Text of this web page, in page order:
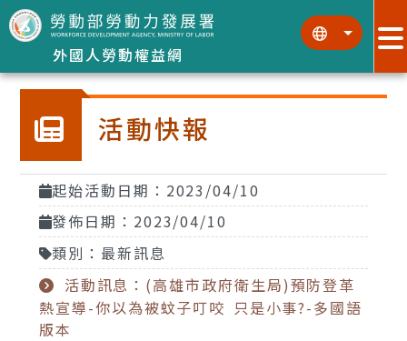
跳到主要內容區塊
外國人勞動權益網
::: :::
活動快報
起始活動日期：2023/04/10
發佈日期：2023/04/10
類別：最新訊息
活動訊息：(高雄市政府衛生局)預防登革
熱宣導-你以為被蚊子叮咬 只是小事?-多國語
版本